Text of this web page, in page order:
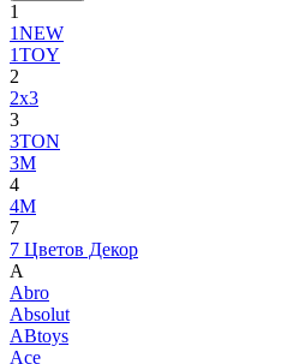
1
1NEW
1TOY
2
2x3
3
3TON
3М
4
4M
7
7 Цветов Декор
A
Abro
Absolut
ABtoys
Ace